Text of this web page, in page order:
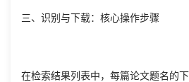
三、识别与下载：核心操作步骤
在检索结果列表中，每篇论文题名的